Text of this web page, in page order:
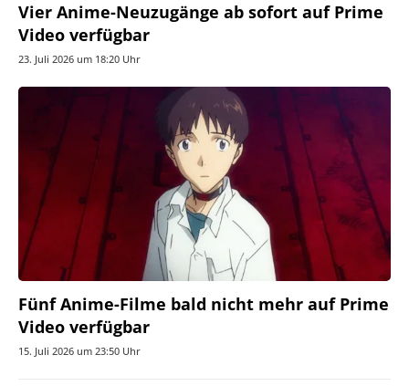
Vier Anime-Neuzugänge ab sofort auf Prime
Video verfügbar
23. Juli 2026 um 18:20 Uhr
Fünf Anime-Filme bald nicht mehr auf Prime
Video verfügbar
15. Juli 2026 um 23:50 Uhr